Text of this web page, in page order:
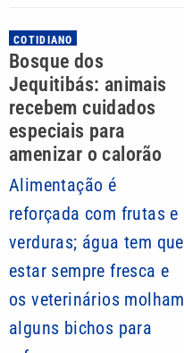
COTIDIANO
Bosque dos
Jequitibás: animais
recebem cuidados
especiais para
amenizar o calorão
Alimentação é
reforçada com frutas e
verduras; água tem que
estar sempre fresca e
os veterinários molham
alguns bichos para